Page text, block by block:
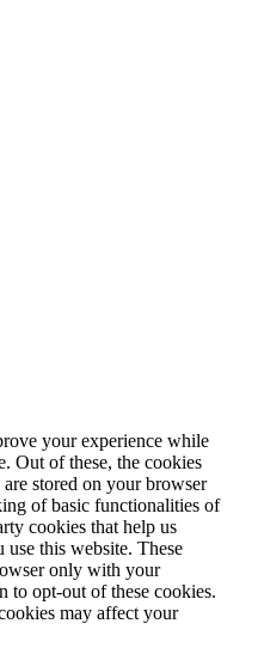
your experience while
Out of these, the cookies
are stored on your browser
of basic functionalities of
cookies that help us
use this website. These
only with your
to opt-out of these cookies.
may affect your